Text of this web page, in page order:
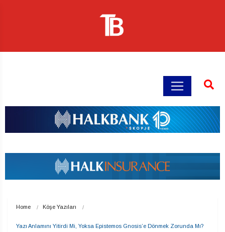
Home Köşe Yazıları
Yazı Anlamını Yitirdi Mi, Yoksa Epistemos Gnosis’e Dönmek Zorunda Mı?